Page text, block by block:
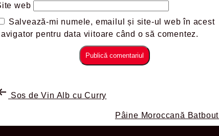
web
Salvează-mi numele, emailul și site-ul web în acest
pentru data viitoare când o să comentez.
Sos de Vin Alb cu Curry
Pâine Moroccană Batbout